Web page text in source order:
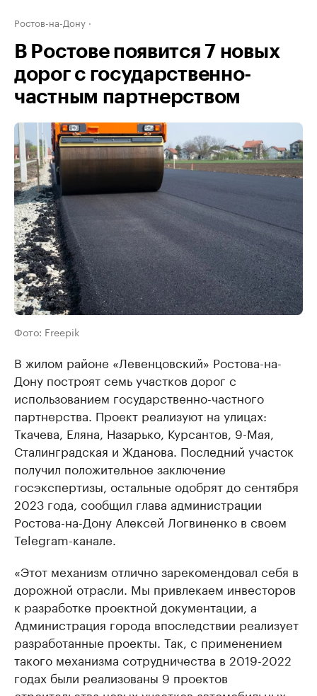
Ростов-на-Дону
В Ростове появится 7 новых
дорог с государственно-
частным партнерством
Фото: Freepik
В жилом районе «Левенцовский» Ростова-на-
Дону построят семь участков дорог с
использованием государственно-частного
партнерства. Проект реализуют на улицах:
Ткачева, Еляна, Назарько, Курсантов, 9-Мая,
Сталинградская и Жданова. Последний участок
получил положительное заключение
госэкспертизы, остальные одобрят до сентября
2023 года, сообщил глава администрации
Ростова-на-Дону Алексей Логвиненко в своем
Telegram-канале.
«Этот механизм отлично зарекомендовал себя в
дорожной отрасли. Мы привлекаем инвесторов
к разработке проектной документации, а
Администрация города впоследствии реализует
разработанные проекты. Так, с применением
такого механизма сотрудничества в 2019-2022
годах были реализованы 9 проектов